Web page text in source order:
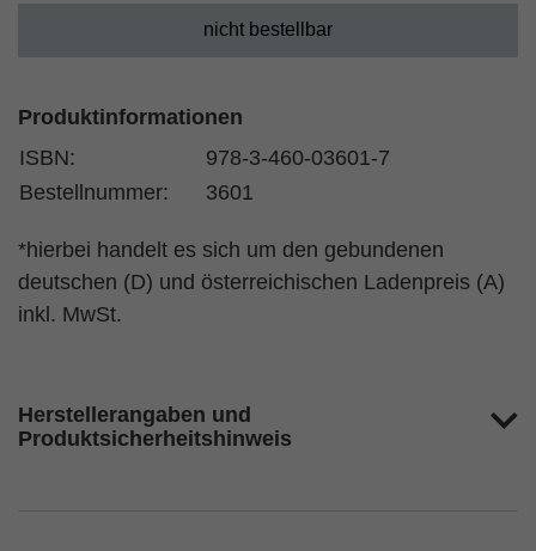
nicht bestellbar
Produktinformationen
ISBN:
978-3-460-03601-7
Bestellnummer:
3601
*hierbei handelt es sich um den gebundenen
deutschen (D) und österreichischen Ladenpreis (A)
inkl. MwSt.
Herstellerangaben und
Produktsicherheitshinweis